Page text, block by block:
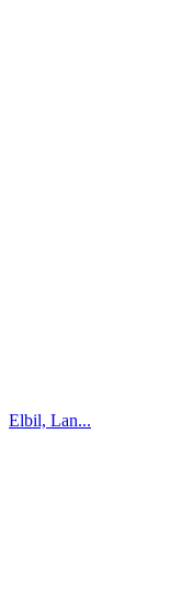
Elbil, Lan...